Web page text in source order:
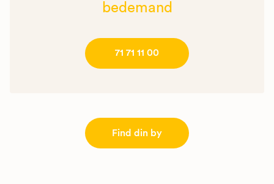
bedemand
71 71 11 00
Find din by